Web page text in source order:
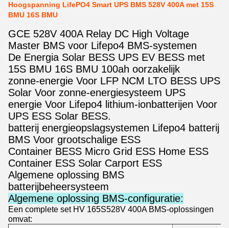
Hoogspanning LifePO4 Smart UPS BMS 528V 400A met 15S
BMU 16S BMU
GCE 528V 400A Relay DC High Voltage
Master BMS voor Lifepo4 BMS-systemen
De Energia Solar BESS UPS EV BESS met
15S BMU 16S BMU 100ah oorzakelijk
zonne-energie Voor LFP NCM LTO BESS UPS
Solar Voor zonne-energiesysteem UPS
energie Voor Lifepo4 lithium-ionbatterijen Voor
UPS ESS Solar BESS.
batterij energieopslagsystemen Lifepo4 batterij
BMS Voor grootschalige ESS
Container BESS Micro Grid ESS Home ESS
Container ESS Solar Carport ESS
Algemene oplossing BMS
batterijbeheersysteem
Algemene oplossing BMS-configuratie:
Een complete set HV 165S528V 400A BMS-oplossingen
omvat: